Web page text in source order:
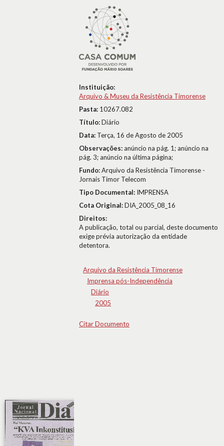
Instituição:
Arquivo & Museu da Resistência Timorense
Pasta: 10267.082
Título:Diário
Data: Terça, 16 de Agosto de 2005
Observações:anúncio na pág. 1; anúncio na
pág. 3; anúncio na última página;
Fundo:Arquivo da Resistência Timorense -
Jornais Timor Telecom
Tipo Documental: IMPRENSA
Cota Original:DIA_2005_08_16
Direitos:
A publicação, total ou parcial, deste documento
exige prévia autorização da entidade
detentora.
Arquivo da Resistência Timorense
Imprensa pós-Independência
Diário
2005
Citar Documento